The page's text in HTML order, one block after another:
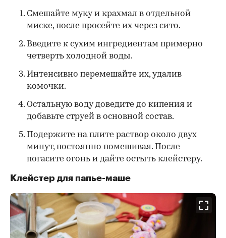
Смешайте муку и крахмал в отдельной
миске, после просейте их через сито.
Введите к сухим ингредиентам примерно
четверть холодной воды.
Интенсивно перемешайте их, удалив
комочки.
Остальную воду доведите до кипения и
добавьте струей в основной состав.
Подержите на плите раствор около двух
минут, постоянно помешивая. После
погасите огонь и дайте остыть клейстеру.
Клейстер для папье-маше